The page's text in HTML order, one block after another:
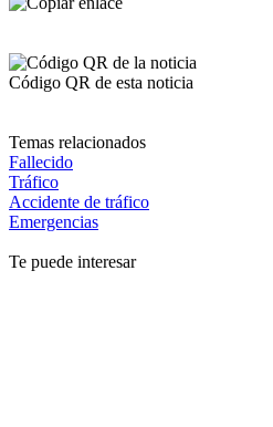
Código QR de esta noticia
Temas relacionados
Fallecido
Tráfico
Accidente de tráfico
Emergencias
Te puede interesar